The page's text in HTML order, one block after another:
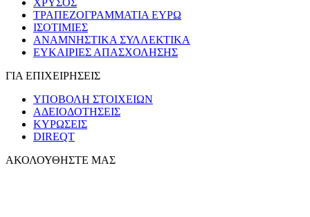
ΤΡΑΠΕΖΟΓΡΑΜΜΑΤΙΑ ΕΥΡΩ
ΙΣΟΤΙΜΙΕΣ
ΑΝΑΜΝΗΣΤΙΚΑ ΣΥΛΛΕΚΤΙΚΑ
ΕΥΚΑΙΡΙΕΣ ΑΠΑΣΧΟΛΗΣΗΣ
ΓΙΑ ΕΠΙΧΕΙΡΗΣΕΙΣ
ΥΠΟΒΟΛΗ ΣΤΟΙΧΕΙΩΝ
ΑΔΕΙΟΔΟΤΗΣΕΙΣ
ΚΥΡΩΣΕΙΣ
DIREQT
ΑΚΟΛΟΥΘΗΣΤΕ ΜΑΣ